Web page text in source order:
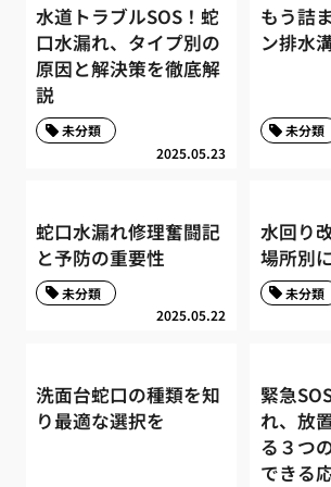
水道トラブルSOS！蛇
口水漏れ、タイプ別の
原因と解決策を徹底解
説
2025.05.23
未分類
もう詰
ン排水
未分類
蛇口水漏れ修理奮闘記
と予防の重要性
2025.05.22
未分類
水回り
場所別
未分類
洗面台蛇口の種類を知
り最適な選択を
緊急
れ、放
る３つ
できる